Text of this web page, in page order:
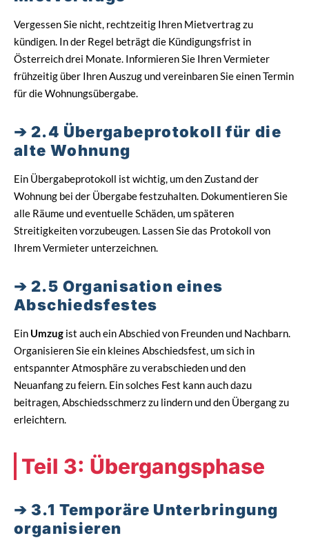
Vergessen Sie nicht, rechtzeitig Ihren Mietvertrag zu
kündigen. In der Regel beträgt die Kündigungsfrist in
Österreich drei Monate. Informieren Sie Ihren Vermieter
frühzeitig über Ihren Auszug und vereinbaren Sie einen Termin
für die Wohnungsübergabe.
2.4 Übergabeprotokoll für die
alte Wohnung
Ein Übergabeprotokoll ist wichtig, um den Zustand der
Wohnung bei der Übergabe festzuhalten. Dokumentieren Sie
alle Räume und eventuelle Schäden, um späteren
Streitigkeiten vorzubeugen. Lassen Sie das Protokoll von
Ihrem Vermieter unterzeichnen.
2.5 Organisation eines
Abschiedsfestes
Ein Umzug ist auch ein Abschied von Freunden und Nachbarn.
Organisieren Sie ein kleines Abschiedsfest, um sich in
entspannter Atmosphäre zu verabschieden und den
Neuanfang zu feiern. Ein solches Fest kann auch dazu
beitragen, Abschiedsschmerz zu lindern und den Übergang zu
erleichtern.
Teil 3: Übergangsphase
3.1 Temporäre Unterbringung
organisieren